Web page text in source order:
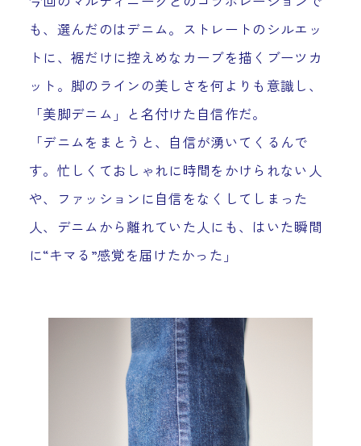
も、選んだのはデニム。ストレートのシルエッ
トに、裾だけに控えめなカーブを描くブーツカ
ット。脚のラインの美しさを何よりも意識し、
「美脚デニム」と名付けた自信作だ。
「デニムをまとうと、自信が湧いてくるんで
す。忙しくておしゃれに時間をかけられない人
や、ファッションに自信をなくしてしまった
人、デニムから離れていた人にも、はいた瞬間
に“キマる”感覚を届けたかった」